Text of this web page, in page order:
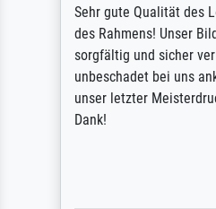
Sehr gute Qualität des
des Rahmens! Unser
sorgfältig und sicher
unbeschadet bei uns
unser letzter
Dank!